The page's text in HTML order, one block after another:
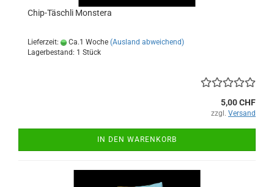
Chip-Täschli Monstera
Lieferzeit: Ca.1 Woche (Ausland abweichend)
Lagerbestand: 1 Stück
5,00 CHF
zzgl. Versand
IN DEN WARENKORB